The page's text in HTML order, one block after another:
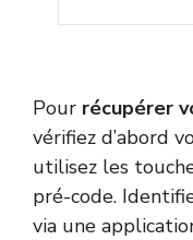
Pour récupérer
vérifiez d’abord
utilisez les
pré-code.
via une